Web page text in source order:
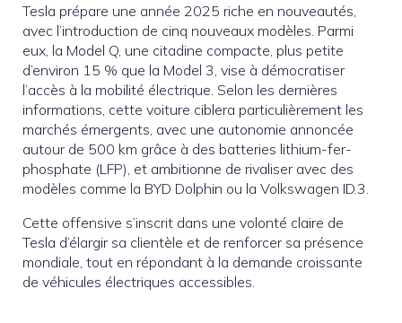
Tesla prépare une année 2025 riche en nouveautés,
avec l’introduction de cinq nouveaux modèles. Parmi
eux, la Model Q, une citadine compacte, plus petite
d’environ 15 % que la Model 3, vise à démocratiser
l’accès à la mobilité électrique. Selon les dernières
informations, cette voiture ciblera particulièrement les
marchés émergents, avec une autonomie annoncée
autour de 500 km grâce à des batteries lithium-fer-
phosphate (LFP), et ambitionne de rivaliser avec des
modèles comme la BYD Dolphin ou la Volkswagen ID.3.
Cette offensive s’inscrit dans une volonté claire de
Tesla d’élargir sa clientèle et de renforcer sa présence
mondiale, tout en répondant à la demande croissante
de véhicules électriques accessibles.